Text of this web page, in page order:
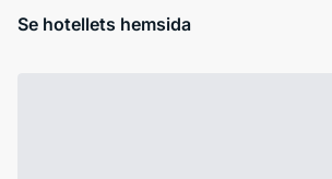
Se hotellets hemsida